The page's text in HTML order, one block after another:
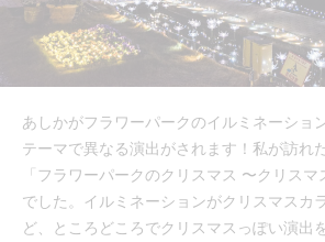
あしかがフラワーパークのイルミネーショ
テーマで異なる演出がされます！私が訪れ
「フラワーパークのクリスマス 〜クリスマ
でした。イルミネーションがクリスマスカ
ど、ところどころでクリスマスっぽい演出